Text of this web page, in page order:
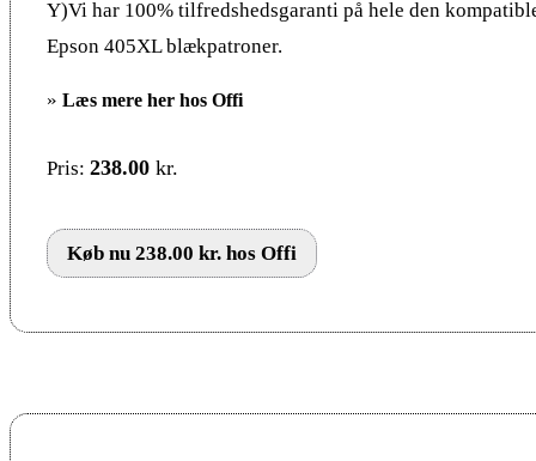
Y)Vi har 100% tilfredshedsgaranti på hele den
Epson 405XL blækpatroner.
» Læs mere her hos Offi
Pris: 238.00 kr.
Køb nu 238.00 kr. hos Offi